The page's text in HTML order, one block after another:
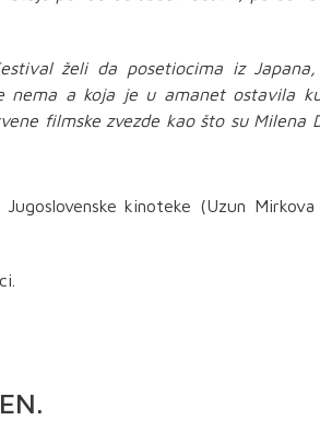
želi da posetiocima iz
nema a koja je u amanet ostavila
filmske zvezde kao što su Milena
kinoteke (Uzun
.